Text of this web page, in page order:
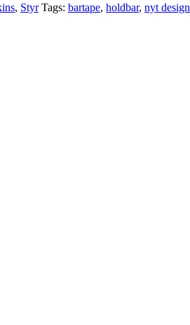
, Styr Tags: bartape, holdbar, nyt design